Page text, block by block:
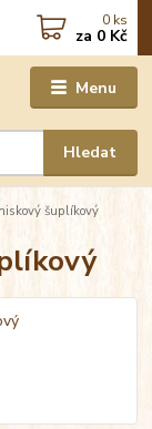
Menu
Hledat
0 ks
za 0 Kč
šuplíkový